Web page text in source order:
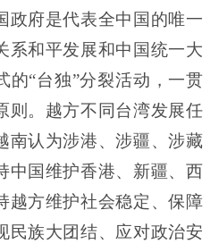
政府是代表全中国的唯一
系和平发展和中国统一大
的“台独”分裂活动，一贯
则。越方不同台湾发展任
南认为涉港、涉疆、涉藏
中国维护香港、新疆、西
越方维护社会稳定、保障
民族大团结、应对政治安